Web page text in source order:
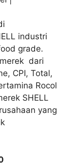
industri
grade.
dari
CPI, Total,
Rocol
SHELL
yang